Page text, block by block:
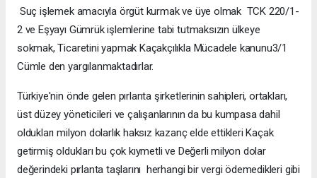
Suç işlemek amacıyla örgüt kurmak ve üye olmak TCK 220/1-
2 ve Eşyayı Gümrük işlemlerine tabi tutmaksızın ülkeye
sokmak, Ticaretini yapmak Kaçakçılıkla Mücadele kanunu3/1
Cümle den yargılanmaktadırlar.
Türkiye'nin önde gelen pırlanta şirketlerinin sahipleri, ortakları,
üst düzey yöneticileri ve çalışanlarının da bu kumpasa dahil
oldukları milyon dolarlık haksız kazanç elde ettikleri Kaçak
getirmiş oldukları bu çok kıymetli ve Değerli milyon dolar
değerindeki pırlanta taşlarını herhangi bir vergi ödemedikleri gibi